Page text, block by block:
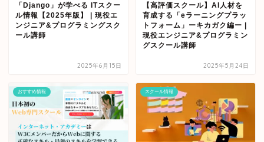
「Django」が学べる ITスクー
ル情報【2025年版】 | 現役エ
ンジニア&プログラミングスク
ール講師
2025年6月15日
【高評価スクール】AI人材を
育成する「eラーニングプラッ
トフォーム」ーキカガク編ー |
現役エンジニア&プログラミン
グスクール講師
2025年5月24日
おすすめ情報 スクール情報